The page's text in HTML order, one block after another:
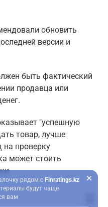
обновить
версии и
быть фактический
продавца или
"успешную
товар, лучше
на проверку
может стоить
рядом с Finratings.kz
будут чаще
вам